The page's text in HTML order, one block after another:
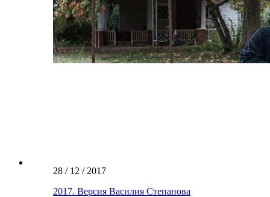
28 / 12 / 2017
2017. Версия Василия Степанова